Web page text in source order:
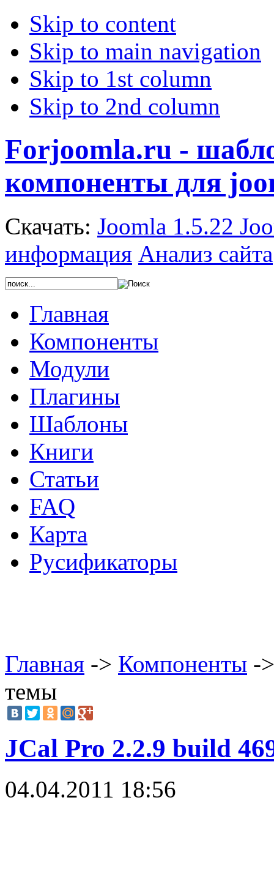
Skip to content
Skip to main navigation
Skip to 1st column
Skip to 2nd column
Forjoomla.ru -
компоненты для
Скачать: Joomla 1.5.22
информация Анализ сайта
Главная
Компоненты
Модули
Плагины
Шаблоны
Книги
Статьи
FAQ
Карта
Русификаторы
Главная -> Компоненты -
темы
JCal Pro 2.2.9 build
04.04.2011 18:56